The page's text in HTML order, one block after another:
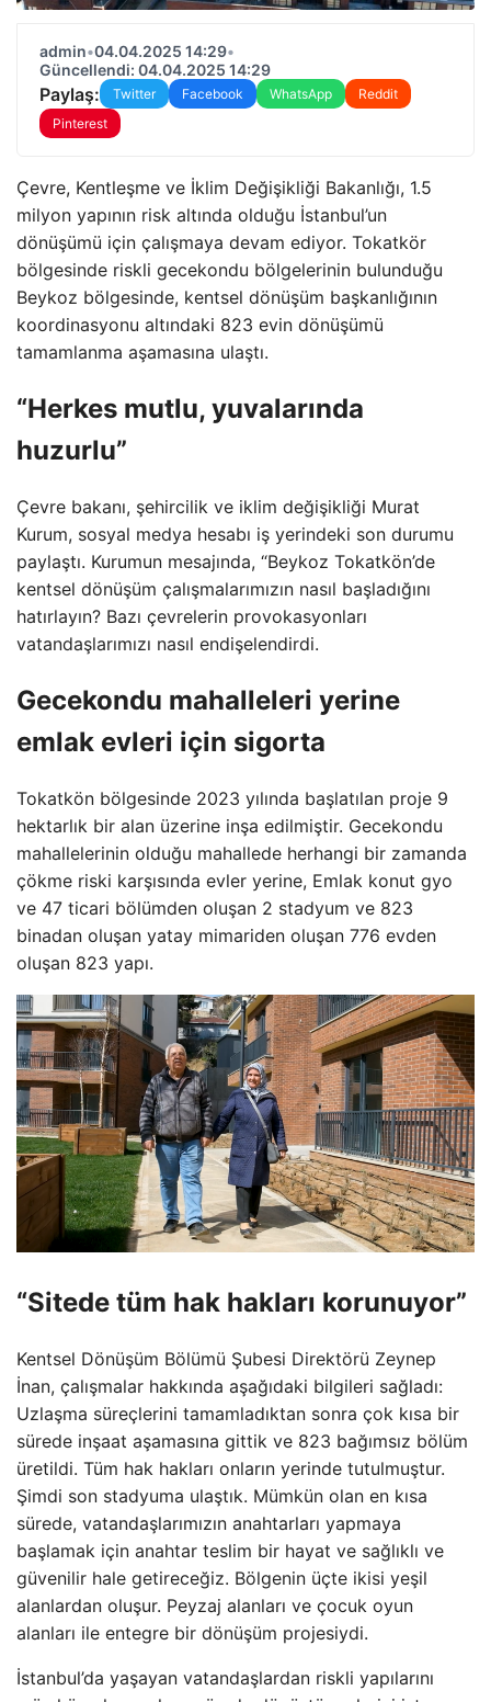
admin•04.04.2025 14:29•
Güncellendi: 04.04.2025 14:29
Paylaş: Twitter Facebook WhatsApp
Reddit
Pinterest
Çevre, Kentleşme ve İklim Değişikliği Bakanlığı, 1.5
milyon yapının risk altında olduğu İstanbul’un
dönüşümü için çalışmaya devam ediyor. Tokatkör
bölgesinde riskli gecekondu bölgelerinin bulunduğu
Beykoz bölgesinde, kentsel dönüşüm başkanlığının
koordinasyonu altındaki 823 evin dönüşümü
tamamlanma aşamasına ulaştı.
“Herkes mutlu, yuvalarında
huzurlu”
Çevre bakanı, şehircilik ve iklim değişikliği Murat
Kurum, sosyal medya hesabı iş yerindeki son durumu
paylaştı. Kurumun mesajında, “Beykoz Tokatkön’de
kentsel dönüşüm çalışmalarımızın nasıl başladığını
hatırlayın? Bazı çevrelerin provokasyonları
vatandaşlarımızı nasıl endişelendirdi.
Gecekondu mahalleleri yerine
emlak evleri için sigorta
Tokatkön bölgesinde 2023 yılında başlatılan proje 9
hektarlık bir alan üzerine inşa edilmiştir. Gecekondu
mahallelerinin olduğu mahallede herhangi bir zamanda
çökme riski karşısında evler yerine, Emlak konut gyo
ve 47 ticari bölümden oluşan 2 stadyum ve 823
binadan oluşan yatay mimariden oluşan 776 evden
oluşan 823 yapı.
“Sitede tüm hak hakları korunuyor”
Kentsel Dönüşüm Bölümü Şubesi Direktörü Zeynep
İnan, çalışmalar hakkında aşağıdaki bilgileri sağladı:
Uzlaşma süreçlerini tamamladıktan sonra çok kısa bir
sürede inşaat aşamasına gittik ve 823 bağımsız bölüm
üretildi. Tüm hak hakları onların yerinde tutulmuştur.
Şimdi son stadyuma ulaştık. Mümkün olan en kısa
sürede, vatandaşlarımızın anahtarları yapmaya
başlamak için anahtar teslim bir hayat ve sağlıklı ve
güvenilir hale getireceğiz. Bölgenin üçte ikisi yeşil
alanlardan oluşur. Peyzaj alanları ve çocuk oyun
alanları ile entegre bir dönüşüm projesiydi.
İstanbul’da yaşayan vatandaşlardan riskli yapılarını